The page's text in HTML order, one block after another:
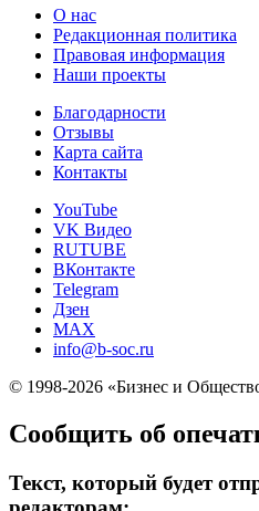
О нас
Редакционная политика
Правовая информация
Наши проекты
Благодарности
Отзывы
Карта сайта
Контакты
YouTube
VK Видео
RUTUBE
ВКонтакте
Telegram
Дзен
MAX
info@b-soc.ru
© 1998-2026 «Бизнес и
Сообщить об
Текст, который будет